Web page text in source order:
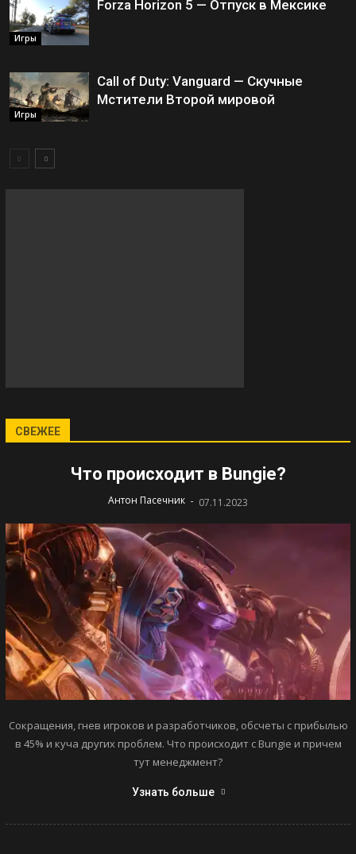
Игры
Forza Horizon 5 — Отпуск в Мексике
Игры
Call of Duty: Vanguard — Скучные
Мстители Второй мировой
СВЕЖЕЕ
Что происходит в Bungie?
Антон Пасечник - 07.11.2023
Сокращения, гнев игроков и разработчиков, обсчеты с прибылью
в 45% и куча других проблем. Что происходит с Bungie и причем
тут менеджмент?
Узнать больше